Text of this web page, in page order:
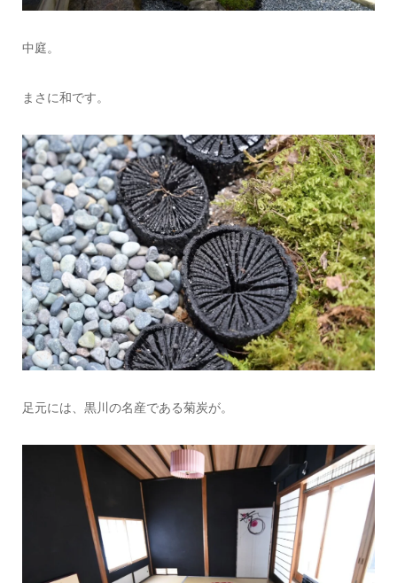
中庭。
まさに和です。
足元には、黒川の名産である菊炭が。